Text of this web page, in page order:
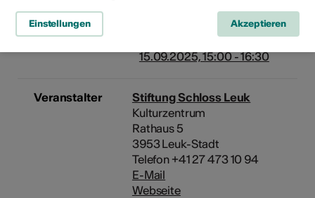
Zürcher, realisiert von Anna und
15.09.2025, 15:00 - 16:30
Veranstalter
Stiftung Schloss Leuk
Kulturzentrum
Rathaus 5
3953 Leuk-Stadt
Telefon +41 27 473 10 94
E-Mail
Webseite
Einstellungen Akzeptieren